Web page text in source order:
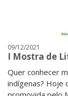
09/12/2021
I Mostra de
Quer conhecer
indígenas? Hoje